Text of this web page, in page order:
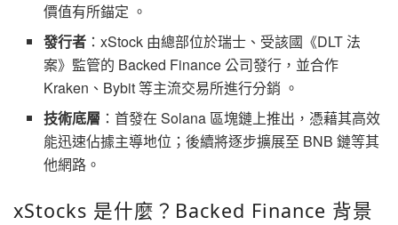
價值有所錨定 。
發行者 ：xStock 由總部位於瑞士、受該國《DLT 法
案》監管的 Backed Finance 公司發行，並合作
Kraken、Bybit 等主流交易所進行分銷 。
技術底層 ：首發在 Solana 區塊鏈上推出，憑藉其高效
能迅速佔據主導地位；後續將逐步擴展至 BNB 鏈等其
他網路。
xStocks 是什麼？Backed Finance 背景